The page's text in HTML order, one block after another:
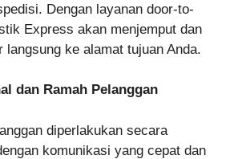
Dengan layanan door-to-
Express akan menjemput dan
langsung ke alamat tujuan Anda.
dan Ramah Pelanggan
diperlakukan secara
komunikasi yang cepat dan